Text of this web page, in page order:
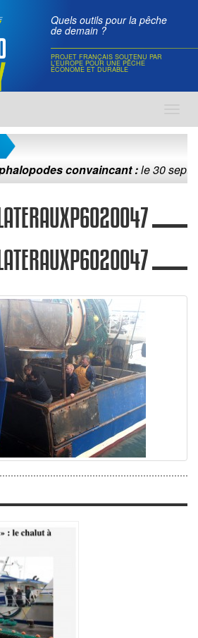
Quels outils pour la pêche
de demain ?
PROJET FRANÇAIS SOUTENU PAR
L'EUROPE POUR UNE PÊCHE
ÉCONOME ET DURABLE
convaincant :le 30 septembre